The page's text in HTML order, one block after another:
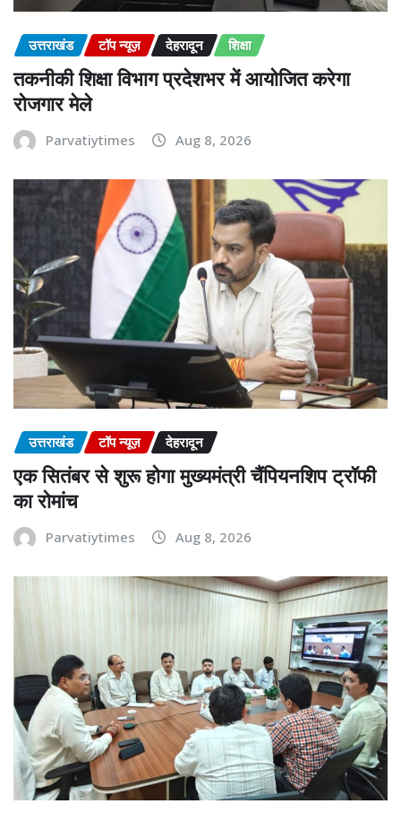
उत्तराखंड टॉप न्यूज़ देहरादून शिक्षा
तकनीकी शिक्षा विभाग प्रदेशभर में आयोजित करेगा
रोजगार मेले
Parvatiytimes Aug 8, 2026
उत्तराखंड टॉप न्यूज़ देहरादून
एक सितंबर से शुरू होगा मुख्यमंत्री चैंपियनशिप ट्रॉफी
का रोमांच
Parvatiytimes Aug 8, 2026